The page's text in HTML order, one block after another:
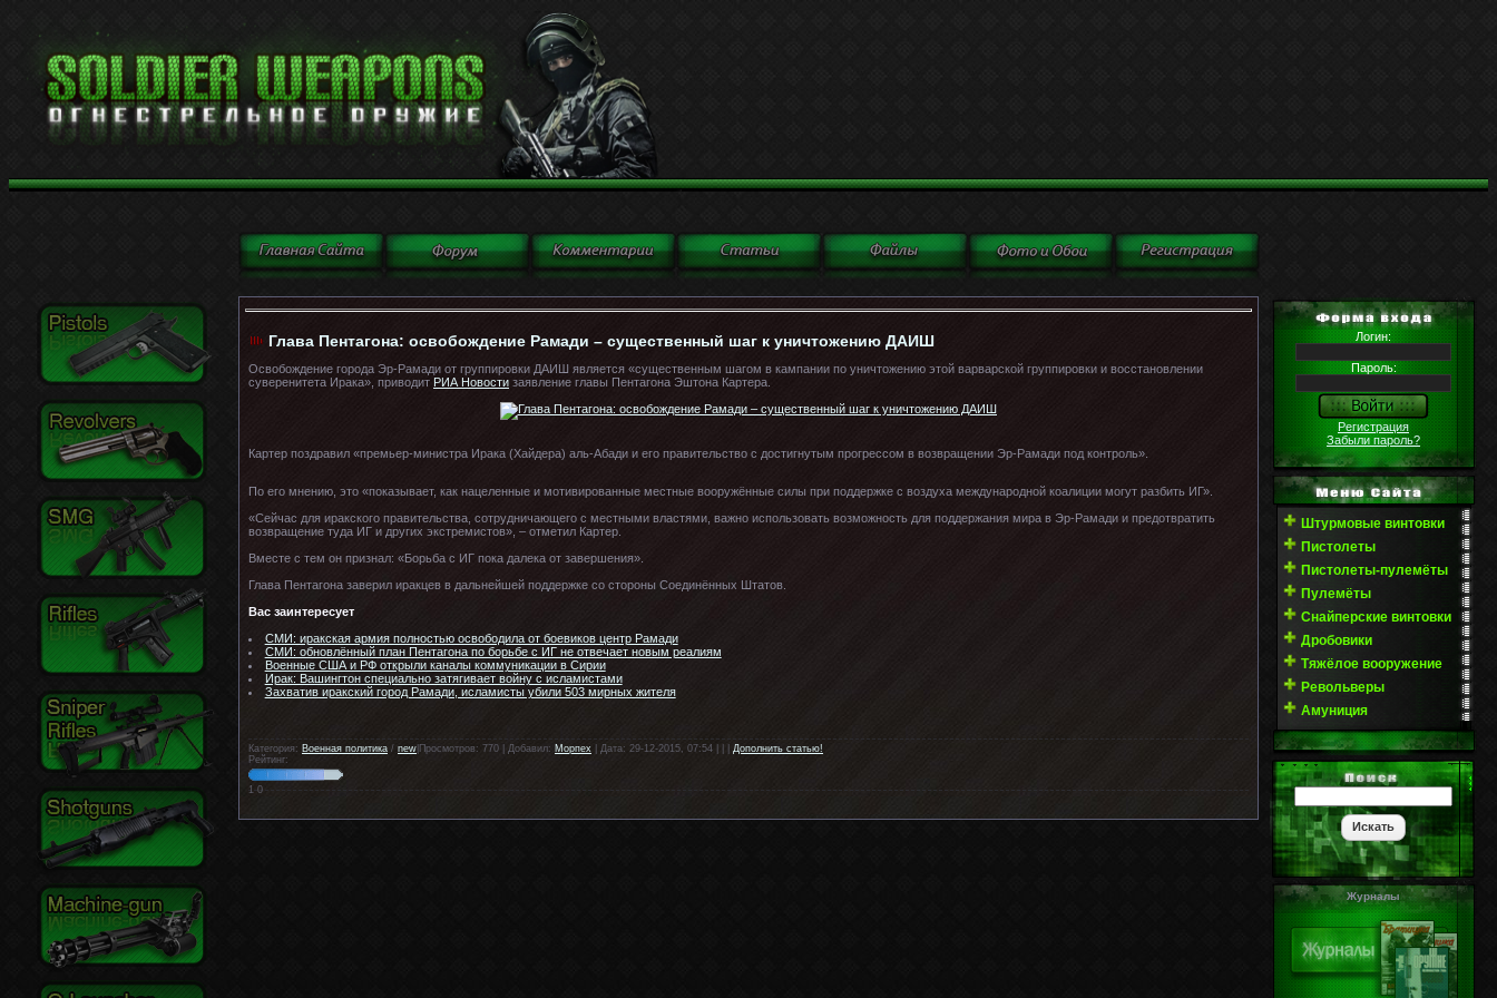
Глава Пентагона: освобождение Рамади – существенный шаг к уничтожению ДАИШ
Освобождение города Эр-Рамади от группировки ДАИШ является «существенным шагом в кампании по уничтожению этой варварской группировки и восстановлении
суверенитета Ирака», приводит РИА Новости заявление главы Пентагона Эштона Картера.
Картер поздравил «премьер-министра Ирака (Хайдера) аль-Абади и его правительство с достигнутым прогрессом в возвращении Эр-Рамади под контроль».
По его мнению, это «показывает, как нацеленные и мотивированные местные вооружённые силы при поддержке с воздуха международной коалиции могут разбить ИГ».
«Сейчас для иракского правительства, сотрудничающего с местными властями, важно использовать возможность для поддержания мира в Эр-Рамади и предотвратить
возвращение туда ИГ и других экстремистов», – отметил Картер.
Вместе с тем он признал: «Борьба с ИГ пока далека от завершения».
Глава Пентагона заверил иракцев в дальнейшей поддержке со стороны Соединённых Штатов.
Вас заинтересует
СМИ: иракская армия полностью освободила от боевиков центр Рамади
СМИ: обновлённый план Пентагона по борьбе с ИГ не отвечает новым реалиям
Военные США и РФ открыли каналы коммуникации в Сирии
Ирак: Вашингтон специально затягивает войну с исламистами
Захватив иракский город Рамади, исламисты убили 503 мирных жителя
Категория: Военная политика / new |Просмотров: 770 | Добавил: Морпех | Дата: 29-12-2015, 07:54 | | | Дополнить статью!
Рейтинг:
1 0
Логин:
Пароль:
Регистрация
Забыли пароль?
Штурмовые винтовки
Пистолеты
Пистолеты-пулемёты
Пулемёты
Снайперские винтовки
Дробовики
Тяжёлое вооружение
Револьверы
Амуниция
Журналы